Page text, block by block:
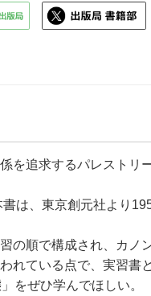
を追求するパレストリ
は、東京創元社より
順で構成され、カノ
れている点で、実習書
をぜひ学んでほしい。